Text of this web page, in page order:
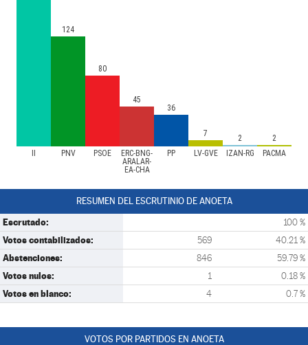
PNV PSOE
ERC-BNG-
ARALAR-
EA-CHA
PP LV-GVE IZAN-RG PACMA
124
80
45
36
7 2 2
RESUMEN DEL ESCRUTINIO DE ANOETA
Escrutado: 100 %
Votos contabilizados: 569 40.21 %
Abstenciones: 846 59.79 %
Votos nulos: 1 0.18 %
Votos en blanco: 4 0.7 %
VOTOS POR PARTIDOS EN ANOETA